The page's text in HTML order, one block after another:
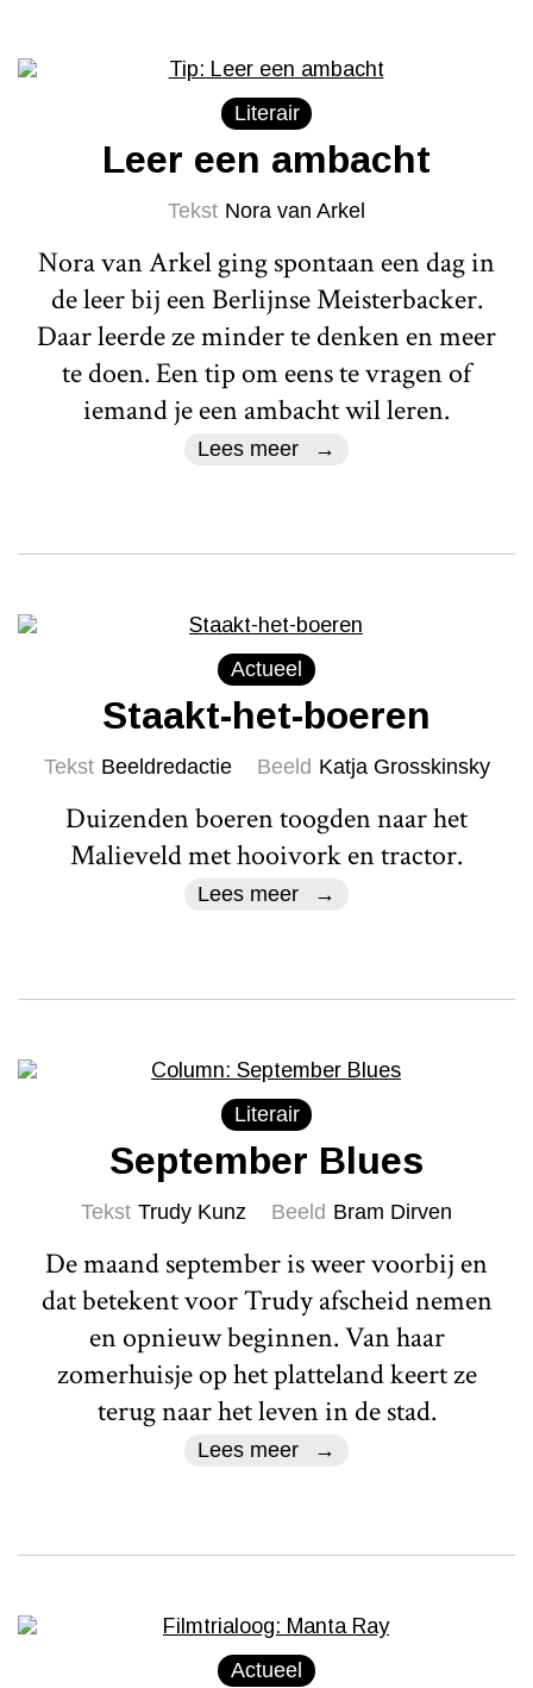
Literair
Leer een ambacht
Tekst Nora van Arkel
Nora van Arkel ging spontaan een dag in
de leer bij een Berlijnse Meisterbacker.
Daar leerde ze minder te denken en meer
te doen. Een tip om eens te vragen of
iemand je een ambacht wil leren.
Lees meer
Actueel
Staakt-het-boeren
Tekst Beeldredactie Beeld Katja Grosskinsky
Duizenden boeren toogden naar het
Malieveld met hooivork en tractor.
Lees meer
Literair
September Blues
Tekst Trudy Kunz Beeld Bram Dirven
De maand september is weer voorbij en
dat betekent voor Trudy afscheid nemen
en opnieuw beginnen. Van haar
zomerhuisje op het platteland keert ze
terug naar het leven in de stad.
Lees meer
Actueel